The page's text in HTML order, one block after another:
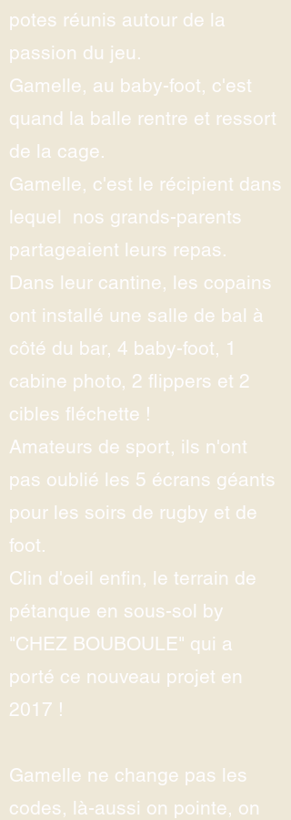
potes réunis autour de la
passion du jeu.
Gamelle, au baby-foot, c'est
quand la balle rentre et ressort
de la cage.
Gamelle, c'est le récipient dans
lequel nos grands-parents
partageaient leurs repas.
Dans leur cantine, les copains
ont installé une salle de bal à
côté du bar, 4 baby-foot, 1
cabine photo, 2 flippers et 2
cibles fléchette !
Amateurs de sport, ils n'ont
pas oublié les 5 écrans géants
pour les soirs de rugby et de
foot.
Clin d'oeil enfin, le terrain de
pétanque en sous-sol by
"CHEZ BOUBOULE" qui a
porté ce nouveau projet en
2017 !
Gamelle ne change pas les
codes, là-aussi on pointe, on